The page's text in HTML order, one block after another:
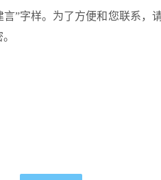
言”字样。为了方便和您联系，